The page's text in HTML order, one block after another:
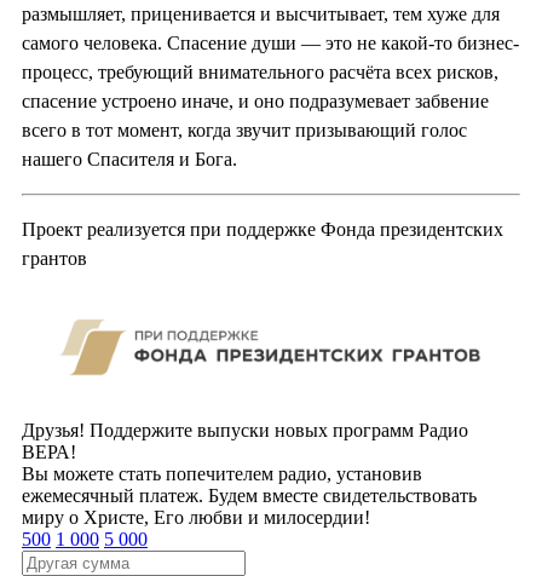
размышляет, приценивается и высчитывает, тем хуже для
самого человека. Спасение души — это не какой-то бизнес-
процесс, требующий внимательного расчёта всех рисков,
спасение устроено иначе, и оно подразумевает забвение
всего в тот момент, когда звучит призывающий голос
нашего Спасителя и Бога.
Проект реализуется при поддержке Фонда президентских
грантов
Друзья! Поддержите выпуски новых программ Радио
ВЕРА!
Вы можете стать попечителем радио, установив
ежемесячный платеж. Будем вместе свидетельствовать
миру о Христе, Его любви и милосердии!
500 1 000 5 000